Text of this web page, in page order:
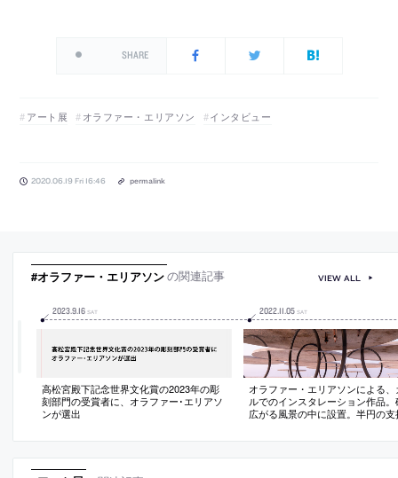
SHARE
アート展 オラファー・エリアソン インタビュー
2020.06.19 Fri 16:46 permalink
#オラファー・エリアソンの関連記事
2023.9.16 SAT
高松宮殿下記念世界文化賞の2023年の彫
刻部門の受賞者に、オラファー･エリアソ
ンが選出
2022.11 05 SAT
オラファー・エリアソンによる、
ルでのインスタレーション作品。
広がる風景の中に設置。半円の支
が訪問者や大地を映し込んで現実
辺環境への感化も促す
VIEW ALL